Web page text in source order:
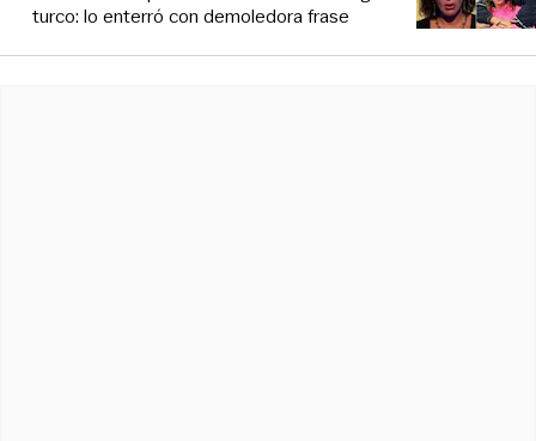
turco: lo enterró con demoledora frase